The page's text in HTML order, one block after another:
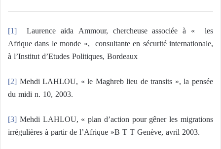
[1] Laurence aida Ammour, chercheuse associée à « les
Afrique dans le monde », consultante en sécurité internationale,
à l’Institut d’Etudes Politiques, Bordeaux
[2]Mehdi LAHLOU, « le Maghreb lieu de transits », la pensée
du midi n. 10, 2003.
[3]Mehdi LAHLOU, « plan d’action pour gêner les migrations
irrégulières à partir de l’Afrique »B T T Genève, avril 2003.